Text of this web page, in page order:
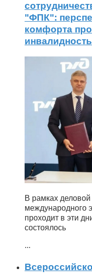
"ФПК":
комфорта
В рамках
международного
проходит в эти
состоялось
...